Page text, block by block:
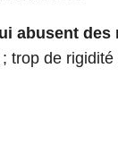
abusent des
trop de